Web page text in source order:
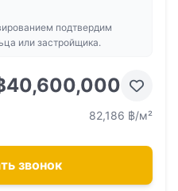
подтвердим
или застройщика.
40,600,000
82,186 ฿/м²
звонок